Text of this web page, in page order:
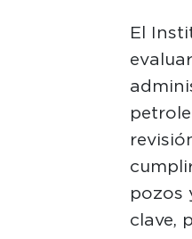
El
pozos
clave,